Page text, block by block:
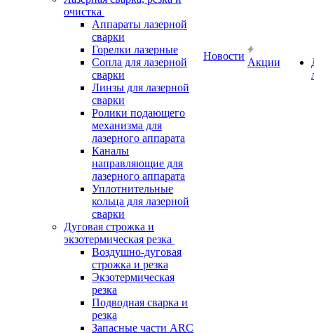
очистка
Аппараты лазерной
сварки
Горелки лазерные
Сопла для лазерной
сварки
Линзы для лазерной
сварки
Ролики подающего
механизма для
лазерного аппарата
Каналы
направляющие для
лазерного аппарата
Уплотнительные
кольца для лазерной
сварки
Дуговая строжка и
экзотермическая резка
Воздушно-дуговая
строжка и резка
Экзотермическая
резка
Подводная сварка и
резка
Запасные части ARC
Новости
Акции